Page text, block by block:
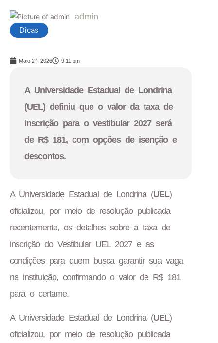
admin
Dicas
Maio 27, 2026 9:11 pm
A Universidade Estadual de Londrina
(UEL) definiu que o valor da taxa de
inscrição para o vestibular 2027 será
de R$ 181, com opções de isenção e
descontos.
A Universidade Estadual de Londrina (UEL)
oficializou, por meio de resolução publicada
recentemente, os detalhes sobre a taxa de
inscrição do Vestibular UEL 2027 e as
condições para quem busca garantir sua vaga
na instituição, confirmando o valor de R$ 181
para o certame.
A Universidade Estadual de Londrina (UEL)
oficializou, por meio de resolução publicada